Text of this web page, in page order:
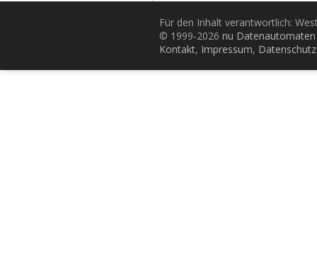
Für den Inhalt verantwortlich:
© 1999-2026 nu
Kontakt, Impressum, Datenschutz